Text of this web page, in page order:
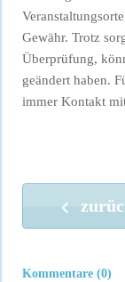
Gewähr. Trotz
Überprüfung,
geändert haben.
immer Kontakt
Kommentare (0)